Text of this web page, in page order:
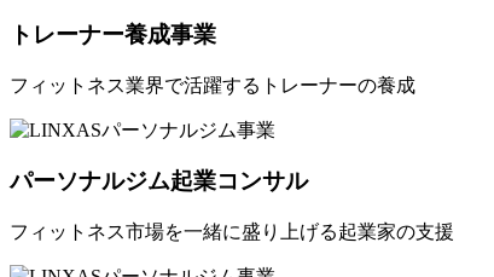
トレーナー養成事業
フィットネス業界で活躍するトレーナーの養成
パーソナルジム起業コンサル
フィットネス市場を一緒に盛り上げる起業家の支援